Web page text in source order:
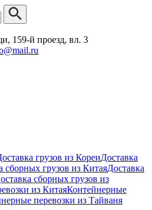
159-й проезд, вл. 3
грузов из КореиДоставка
сборных грузов из КитаяДоставка
сборных грузов из
из КитаяКонтейнерные
перевозки из Тайваня